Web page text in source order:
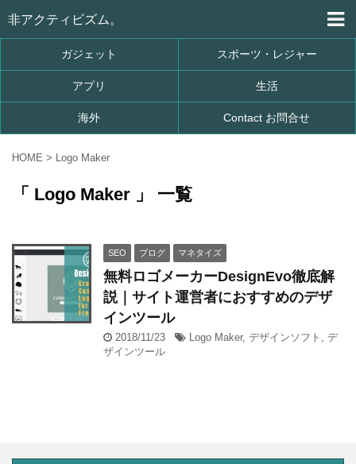
非アクティビズム。
ガジェット スポーツ・レジャー
アプリ 生活
海外 Contact お問合せ
HOME > Logo Maker
「 Logo Maker 」 一覧
SEO ブログ マネタイズ
無料ロゴメーカーDesignEvo徹底解
説｜サイト運営者におすすめのデザ
インツール
2018/11/23 Logo Maker, デザインソフト
デ
ザインツール